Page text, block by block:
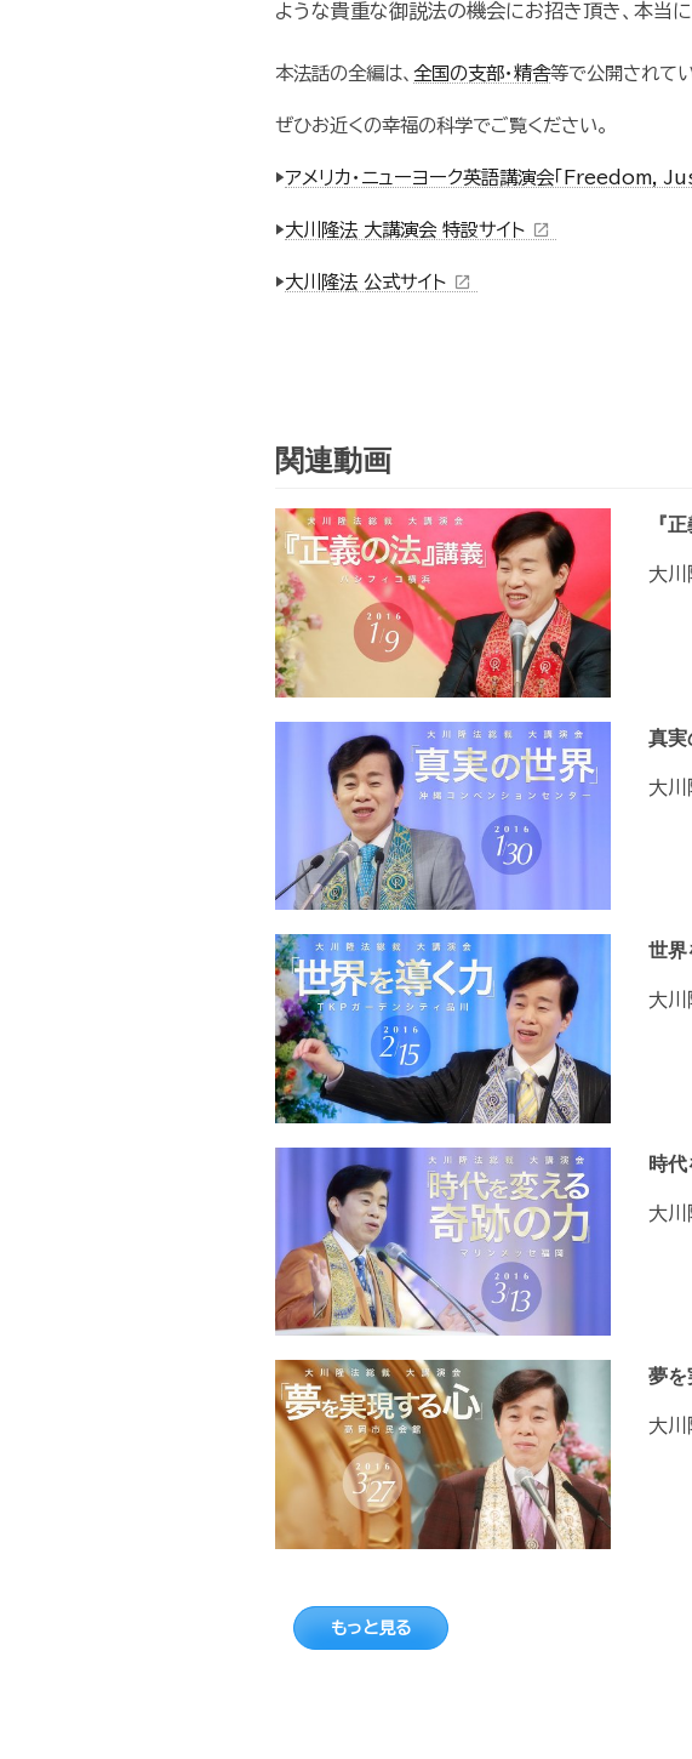
ような貴重な御説法の機会にお招き頂き、本当に
本法話の全編は、 全国の支部・精舎等で公開されてい
ぜひお近くの幸福の科学でご覧ください。
▶アメリカ・ニューヨーク英語講演会「Freedom,
▶大川隆法 大講演会 特設サイト open_in_new
▶大川隆法 公式サイト open_in_new
関連動画
『
大川
真実
大川
世界
大川
時
大川
夢を
大川
もっと見る